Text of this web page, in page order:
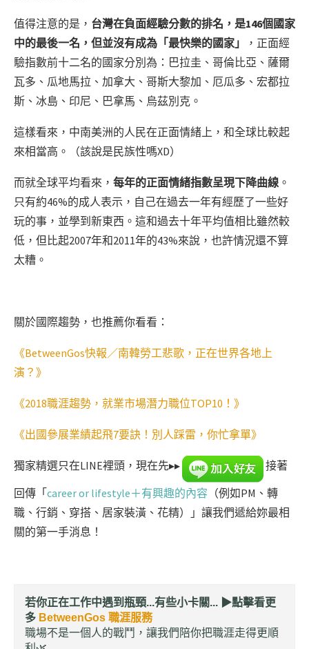
值得注意的是， 台灣在負面經驗分數的排名，是146個國家
中的最後一名，但並沒有成為「最快樂的國家」
，正面經
驗指數前十二名的國家分別為：巴拉圭、哥倫比亞、薩爾
瓦多、瓜地馬拉、加拿大、哥斯大黎加、厄瓜多、宏都拉
斯、冰島、印尼、巴拿馬、烏茲別克。
這樣看來，中南美洲的人民在正面情緒上，和全球比較起
來相當高。（該說是民族性嗎XD）
而就全球平均看來， 每年的正面情緒指數呈現下降曲線 。
只有約46%的成人表示，自己在過去一年有經歷了一些好
玩的事，並學到新東西。這和過去十年平均值相比雖然較
低，但比起2007年和2011年的43%來說，也許情況還不算
太糟。
關於國際趨勢，也推薦你看看：
《BetweenGos快報／南韓勞工悲歌，正在世界各地上
演？》
《2018職涯趨勢，就業市場潛力職位TOP10！》
《出國參展業績起飛7要訣！別人踩雷，你忙拿單》
獨家精選只在LINE裡頭，現在先▸▸
接著
回傳「career or lifestyle＋有興趣的內容 （例如PM、轉
職、行銷、穿搭、居家裝潢、花精）」讓我們遞給妳最相
關的第一手消息！
若你正在工作中遇到瓶頸...有些小卡關... ▶︎點擊看更
多 BetweenGos 職涯服務
職場不是一個人的戰鬥，讓我們陪你把職涯走得更順